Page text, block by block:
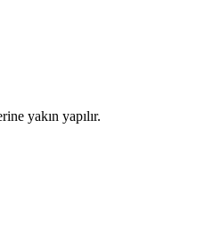
yakın yapılır.